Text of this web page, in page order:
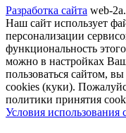
Разработка сайта web-
Наш сайт использует
персонализации
функциональность
можно в настройках
пользоваться сайтом,
cookies (куки).
политики принятия
Условия использования